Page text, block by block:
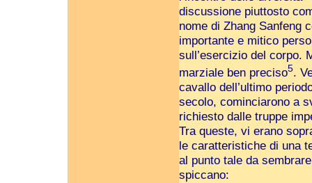
discussione piuttosto
nome di Zhang Sanfeng
importante e mitico
sull’esercizio del corpo.
marziale ben preciso5.
cavallo dell’ultimo
secolo, cominciarono a
richiesto dalle truppe
Tra queste, vi erano
le caratteristiche di una
al punto tale da
spiccano: